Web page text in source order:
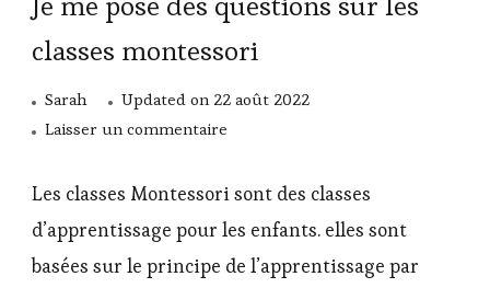
classes montessori
Sarah Updated on 22 août 2022
Laisser un commentaire
me
questions
Les classes Montessori sont des classes
d’apprentissage pour les enfants. elles sont
basées sur le principe de l’apprentissage par